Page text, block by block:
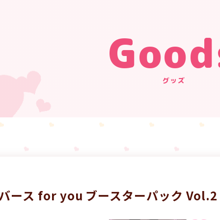
グッズ
ース for you ブースターパック Vol.2